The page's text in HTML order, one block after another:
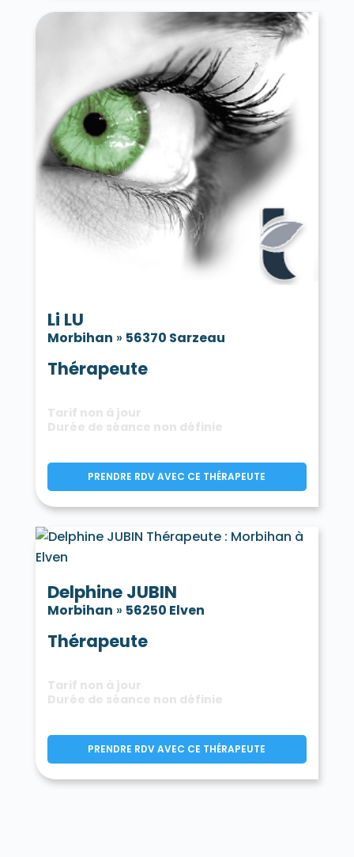
Li LU
Morbihan » 56370 Sarzeau
Thérapeute
Tarif non à jour
Durée de séance non définie
PRENDRE RDV AVEC CE THÉRAPEUTE
Delphine JUBIN
Morbihan » 56250 Elven
Thérapeute
Tarif non à jour
Durée de séance non définie
PRENDRE RDV AVEC CE THÉRAPEUTE